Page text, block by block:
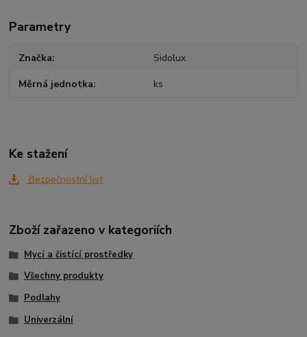
Parametry
Značka Sidolux
Měrná jednotka ks
Ke stažení
Bezpečnostní list
Zboží zařazeno v kategoriích
Mycí a čistící prostředky
Všechny produkty
Podlahy
Univerzální